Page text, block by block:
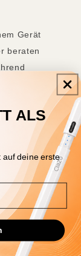
Gerät
beraten
ALS
auf deine erste